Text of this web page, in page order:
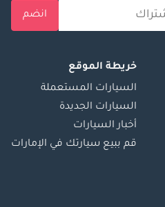
انضم
خريطة الموقع
السيارات المستعملة
السيارات الجديدة
أخبار السيارات
قم ببيع سيارتك في الإمارات